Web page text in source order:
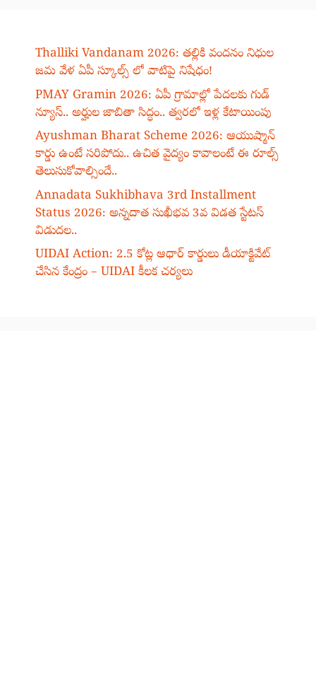
Thalliki Vandanam 2026: తల్లికి వందనం నిధుల
జమ వేళ ఏపీ స్కూల్స్ లో వాటిపై నిషేధం!
PMAY Gramin 2026: ఏపీ గ్రామాల్లో పేదలకు గుడ్
న్యూస్.. అర్హుల జాబితా సిద్ధం.. త్వరలో ఇళ్ల కేటాయింపు
Ayushman Bharat Scheme 2026: ఆయుష్మాన్
కార్డు ఉంటే సరిపోదు.. ఉచిత వైద్యం కావాలంటే ఈ రూల్స్
తెలుసుకోవాల్సిందే..
Annadata Sukhibhava 3rd Installment
Status 2026: అన్నదాత సుఖీభవ 3వ విడత స్టేటస్
విడుదల..
UIDAI Action: 2.5 కోట్ల ఆధార్ కార్డులు డీయాక్టివేట్
చేసిన కేంద్రం – UIDAI కీలక చర్యలు